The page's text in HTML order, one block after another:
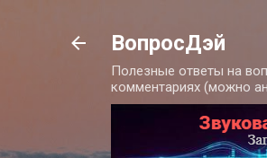
ВопросДэй
Полезные ответы на
комментариях (можно